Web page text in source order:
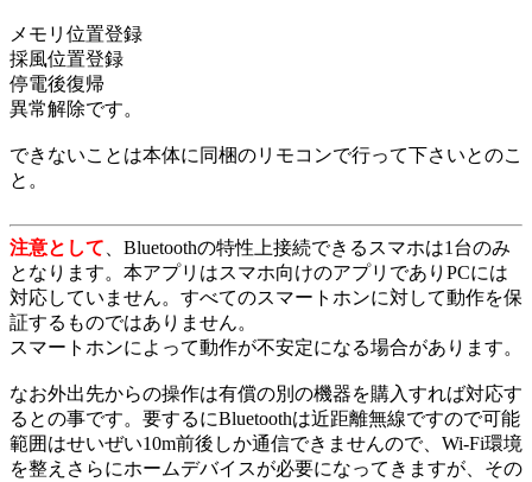
メモリ位置登録
採風位置登録
停電後復帰
異常解除です。
できないことは本体に同梱のリモコンで行って下さいとのこ
と。
注意として 、Bluetoothの特性上接続できるスマホは1台のみ
となります。本アプリはスマホ向けのアプリでありPCには
対応していません。すべてのスマートホンに対して動作を保
証するものではありません。
スマートホンによって動作が不安定になる場合があります。
なお外出先からの操作は有償の別の機器を購入すれば対応す
るとの事です。要するにBluetoothは近距離無線ですので可能
範囲はせいぜい10m前後しか通信できませんので、Wi-Fi環境
を整えさらにホームデバイスが必要になってきますが、その